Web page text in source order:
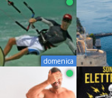
domenica